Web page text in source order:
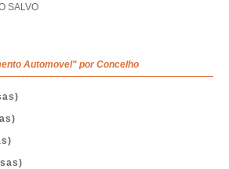
SALVO
Automovel" por Concelho